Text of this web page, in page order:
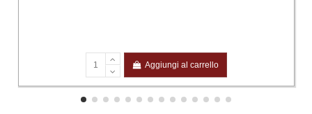
Aggiungi al carrello